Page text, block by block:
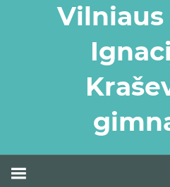
Vilniaus